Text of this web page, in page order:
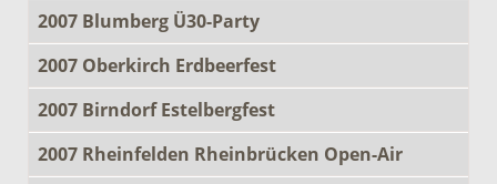
2007 Blumberg Ü30-Party
2007 Oberkirch Erdbeerfest
2007 Birndorf Estelbergfest
2007 Rheinfelden Rheinbrücken Open-Air